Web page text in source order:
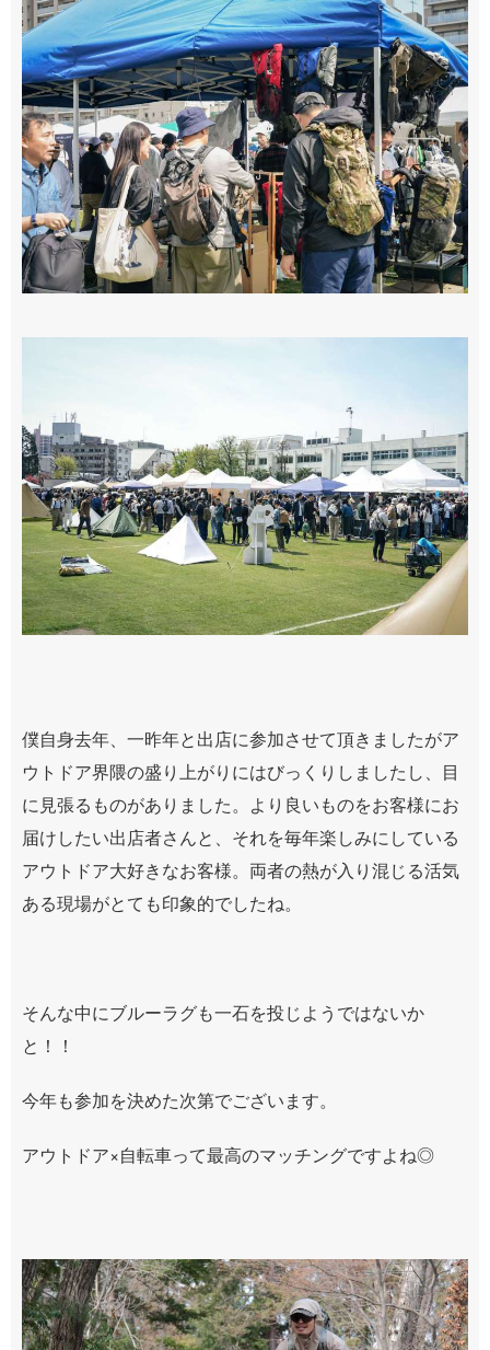
僕自身去年、一昨年と出店に参加させて頂きましたがア
ウトドア界隈の盛り上がりにはびっくりしましたし、目
に見張るものがありました。より良いものをお客様にお
届けしたい出店者さんと、それを毎年楽しみにしている
アウトドア大好きなお客様。両者の熱が入り混じる活気
ある現場がとても印象的でしたね。
そんな中にブルーラグも一石を投じようではないか
と！！
今年も参加を決めた次第でございます。
アウトドア×自転車って最高のマッチングですよね◎